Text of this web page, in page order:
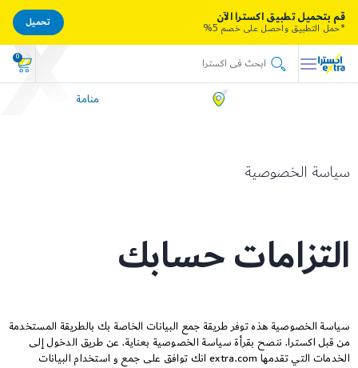
0
منامة
سياسة الخصوصية
التزامات حسابك
سياسة الخصوصية هذه توفر طريقة جمع البيانات الخاصة بك بالطريقة المستخدمة
من قبل اكسترا. ننصح بقرأة سياسة الخصوصية بعناية. عن طريق الدخول إلى
الخدمات التي تقدمها extra.com انك توافق على جمع و استخدام البيانات
قم بتحميل تطبيق اكسترا الآن
*حمل التطبيق واحصل على خصم 5%
تحميل